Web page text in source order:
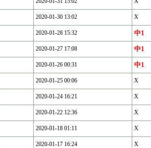
2020-01-30 13:02 X
2020-01-28 15:32 中1
2020-01-27 17:08 中1
2020-01-26 00:31 中1
2020-01-25 00:06 X
2020-01-24 16:21 X
2020-01-22 12:36 X
2020-01-18 01:11 X
2020-01-17 16:24 X